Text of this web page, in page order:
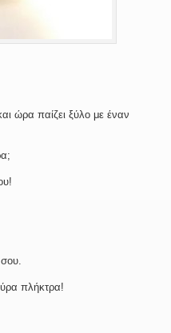
ώρα παίζει ξύλο με έναν
πλήκτρα!